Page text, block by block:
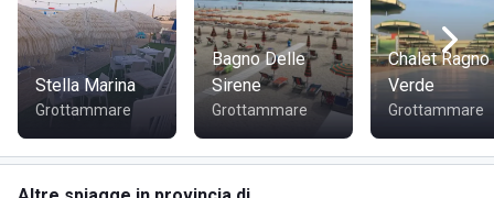
Stella Marina
Grottammare
Bagno Delle
Sirene
Grottammare
Chalet Ragno
Verde
Grottammare